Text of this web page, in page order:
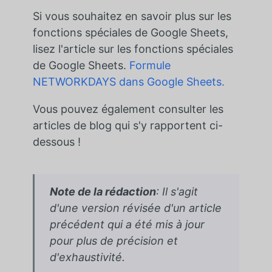
Si vous souhaitez en savoir plus sur les
fonctions spéciales de Google Sheets,
lisez l'article sur les fonctions spéciales
de Google Sheets. Formule
NETWORKDAYS dans Google Sheets.
Vous pouvez également consulter les
articles de blog qui s'y rapportent ci-
dessous !
Note de la rédaction: Il s'agit
d'une version révisée d'un article
précédent qui a été mis à jour
pour plus de précision et
d'exhaustivité.